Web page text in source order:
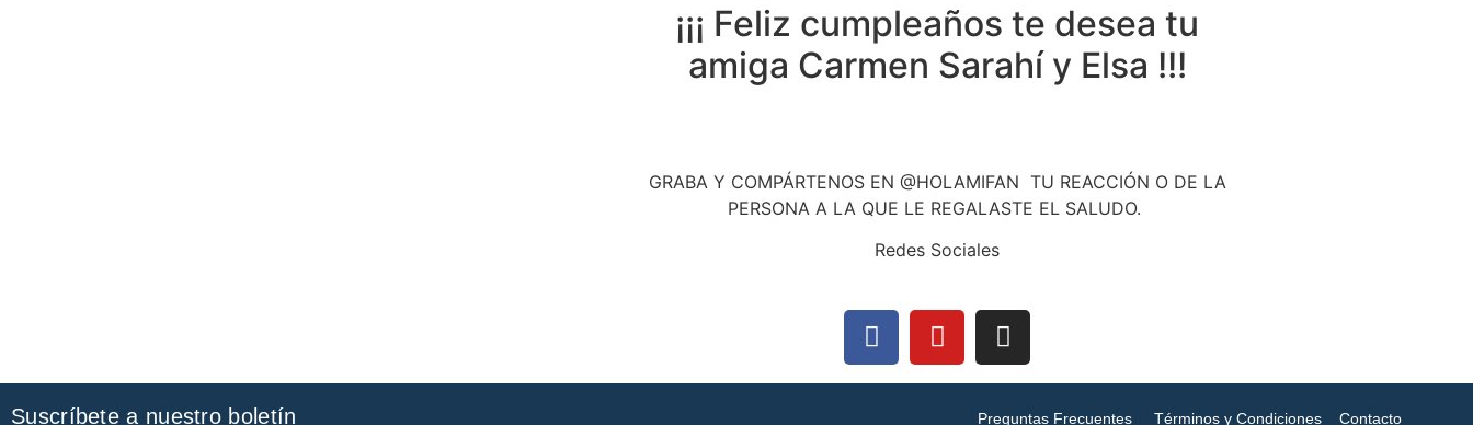
¡¡¡ Feliz cumpleaños te desea tu
amiga Carmen Sarahí y Elsa !!!
GRABA Y COMPÁRTENOS EN @HOLAMIFAN TU REACCIÓN O DE LA
PERSONA A LA QUE LE REGALASTE EL SALUDO.
Redes Sociales
Suscríbete a nuestro boletín Preguntas Frecuentes Términos y Condiciones Contacto